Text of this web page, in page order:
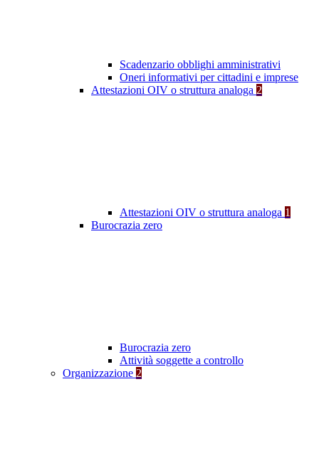
Scadenzario obblighi amministrativi
Oneri informativi per cittadini e imprese
Attestazioni OIV o struttura analoga 2
Attestazioni OIV o struttura analoga 1
Burocrazia zero
Burocrazia zero
Attività soggette a controllo
Organizzazione 2